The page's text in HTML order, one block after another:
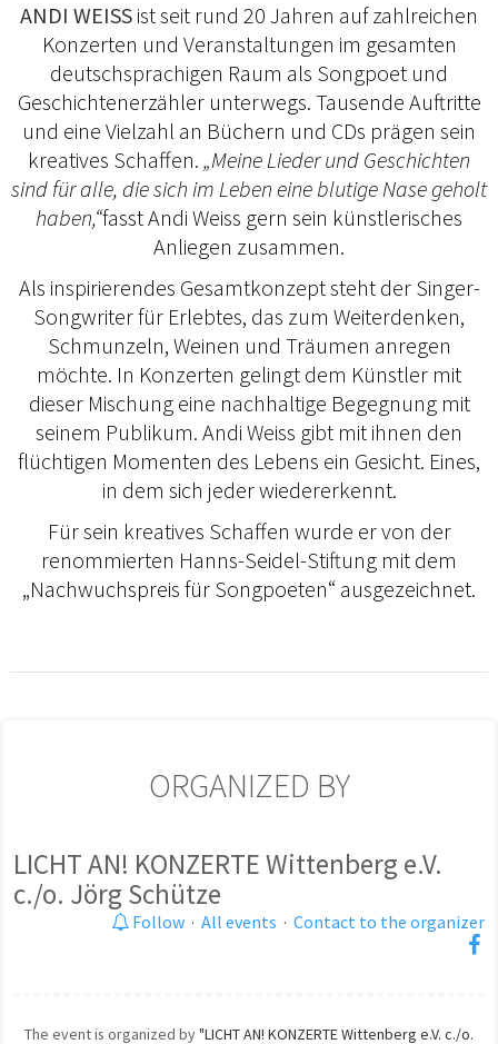
ANDI WEISS ist seit rund 20 Jahren auf zahlreichen
Konzerten und Veranstaltungen im gesamten
deutschsprachigen Raum als Songpoet und
Geschichtenerzähler unterwegs. Tausende Auftritte
und eine Vielzahl an Büchern und CDs prägen sein
kreatives Schaffen. „Meine Lieder und Geschichten
sind für alle, die sich im Leben eine blutige Nase geholt
haben,“fasst Andi Weiss gern sein künstlerisches
Anliegen zusammen.
Als inspirierendes Gesamtkonzept steht der Singer-
Songwriter für Erlebtes, das zum Weiterdenken,
Schmunzeln, Weinen und Träumen anregen
möchte. In Konzerten gelingt dem Künstler mit
dieser Mischung eine nachhaltige Begegnung mit
seinem Publikum. Andi Weiss gibt mit ihnen den
flüchtigen Momenten des Lebens ein Gesicht. Eines,
in dem sich jeder wiedererkennt.
Für sein kreatives Schaffen wurde er von der
renommierten Hanns-Seidel-Stiftung mit dem
„Nachwuchspreis für Songpoeten“ ausgezeichnet.
ORGANIZED BY
LICHT AN! KONZERTE Wittenberg e.V.
c./o. Jörg Schütze
Follow · All events · Contact to the organizer
The event is organized by"LICHT AN! KONZERTE Wittenberg e.V. c./o.